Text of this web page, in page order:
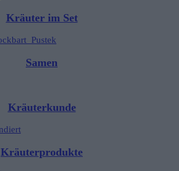
Kräuter im Set
Samen
Kräuterkunde
Kräuterprodukte